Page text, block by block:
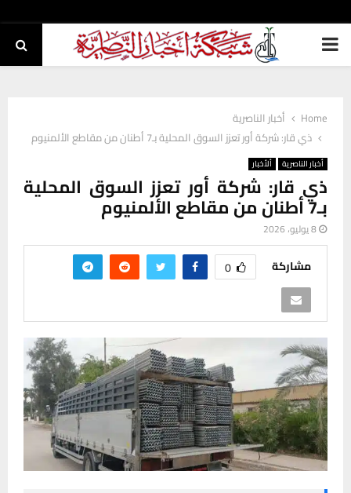
PRIMARY
Home
أخبار الناصرية
ذي قار: شركة أور تعزز السوق المحلية بـ7 أطنان من مقاطع الألمنيوم
أخبار الناصرية ألأخبار
ذي قار: شركة أور تعزز السوق المحلية
بـ7 أطنان من مقاطع الألمنيوم
8 يوليو، 2026
مشاركة 0